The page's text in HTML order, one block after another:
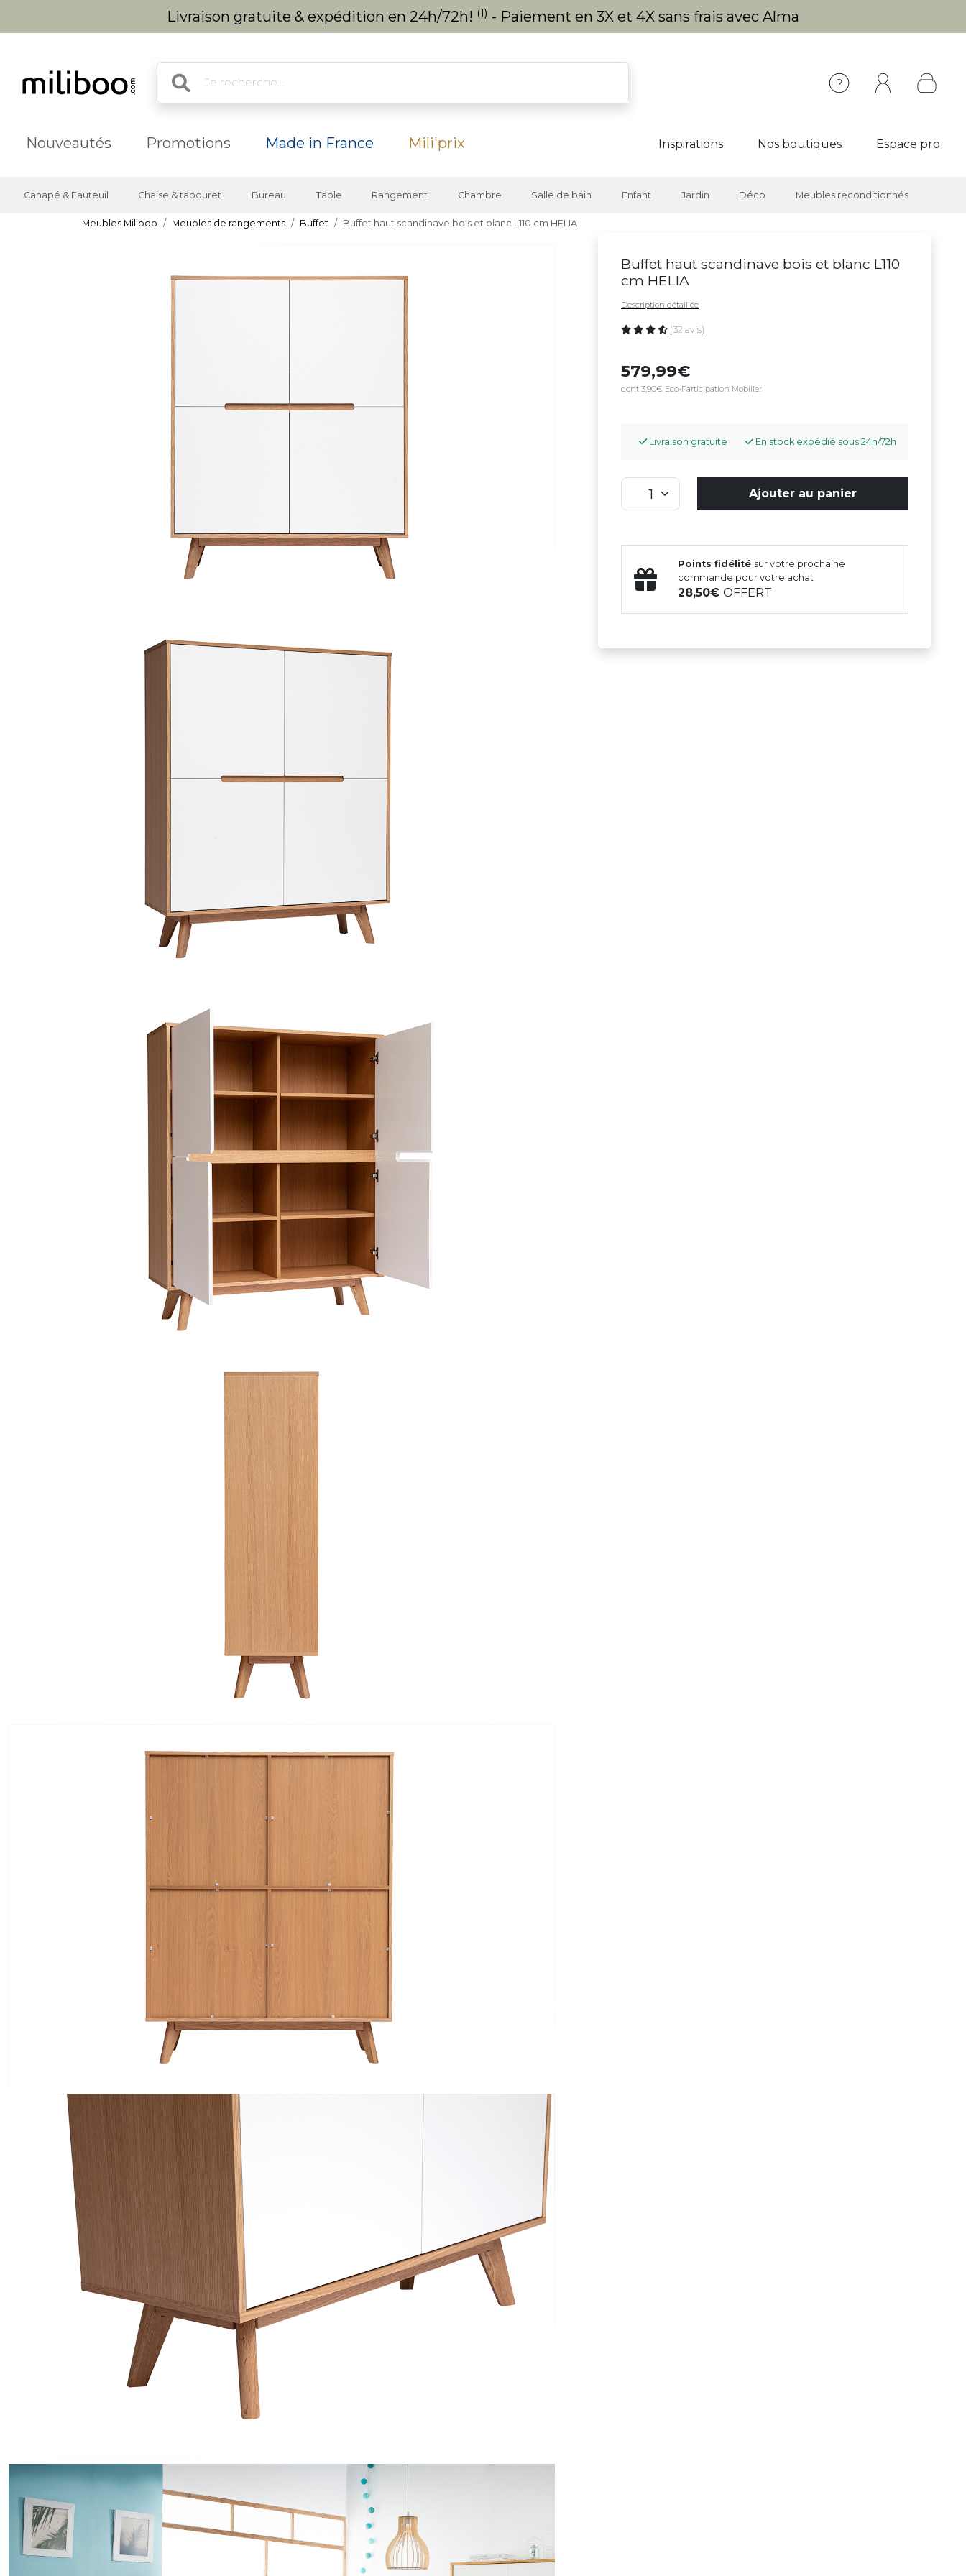
Livraison gratuite & expédition en 24h/72h! (1) - Paiement en 3X et 4X sans frais avec Alma
Nouveautés Promotions Made in France Mili'prix Inspirations Nos boutiques Espace pro
Canapé & Fauteuil Chaise & tabouret Bureau Table Rangement Chambre Salle de bain Enfant Jardin Déco Meubles reconditionnés
Meubles Miliboo Meubles de rangements Buffet Buffet haut scandinave bois et blanc L110 cm HELIA
Buffet haut scandinave bois et blanc L110
cm HELIA
Description détaillée
(32 avis)
579,99
dont 3,90€ Eco-Participation Mobilier
Livraison gratuite En stock expédié sous 24h/72h
Ajouter au panier
Points fidélité sur votre prochaine
commande pour votre achat
28,50OFFERT